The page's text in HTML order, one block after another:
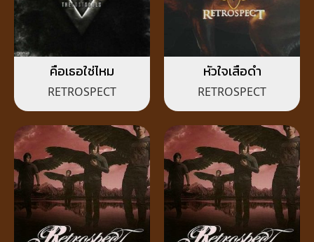
คือเธอใช่ไหม
RETROSPECT
หัวใจเสือดำ
RETROSPECT